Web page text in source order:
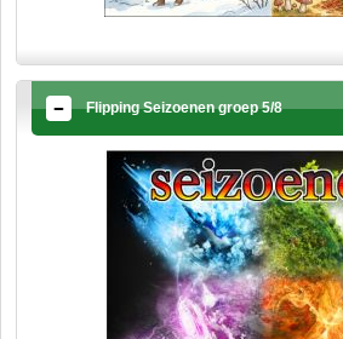
Flipping Seizoenen groep 5/8